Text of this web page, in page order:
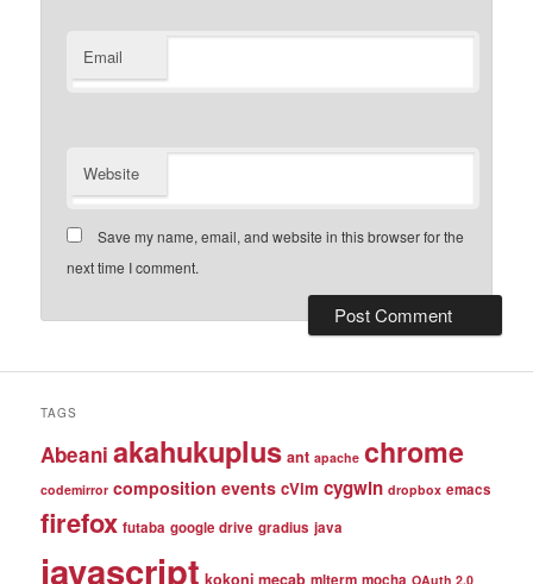
Email
Website
Save my name, email, and website in this browser for the
next time I comment.
TAGS
Abeani akahukuplus ant apache chrome
codemirror composition events cVim cygwin dropbox emacs
firefox futaba google drive gradius java
javascript kokoni mecab mlterm mocha OAuth 2.0